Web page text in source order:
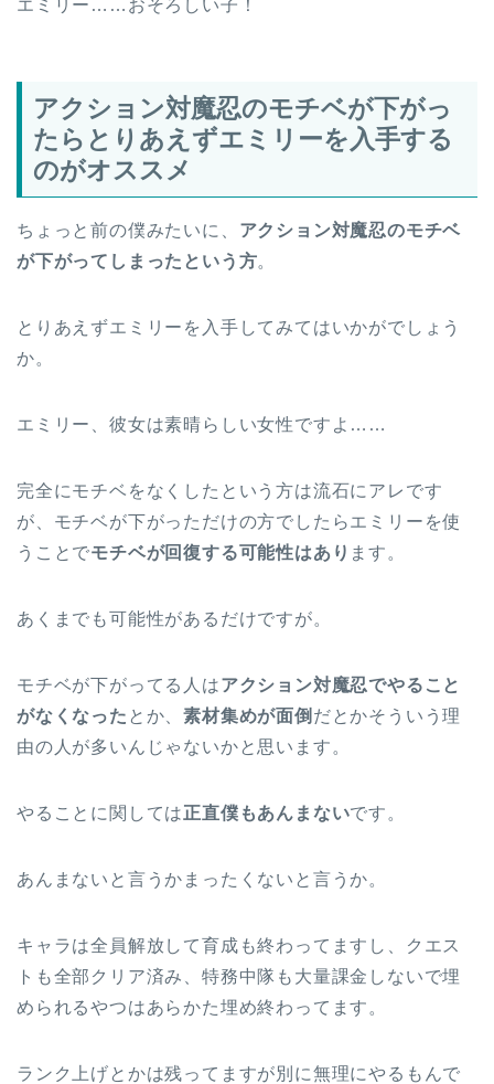
エミリー……おそろしい子！
アクション対魔忍のモチベが下がっ
たらとりあえずエミリーを入手する
のがオススメ
ちょっと前の僕みたいに、 アクション対魔忍のモチベ
が下がってしまったという方。
とりあえずエミリーを入手してみてはいかがでしょう
か。
エミリー、彼女は素晴らしい女性ですよ……
完全にモチベをなくしたという方は流石にアレです
が、モチベが下がっただけの方でしたらエミリーを使
うことでモチベが回復する可能性はあり ます。
あくまでも可能性があるだけですが。
モチベが下がってる人はアクション対魔忍でやること
がなくなった とか、素材集めが面倒 だとかそういう理
由の人が多いんじゃないかと思います。
やることに関しては正直僕もあんまないです。
あんまないと言うかまったくないと言うか。
キャラは全員解放して育成も終わってますし、クエス
トも全部クリア済み、特務中隊も大量課金しないで埋
められるやつはあらかた埋め終わってます。
ランク上げとかは残ってますが別に無理にやるもんで